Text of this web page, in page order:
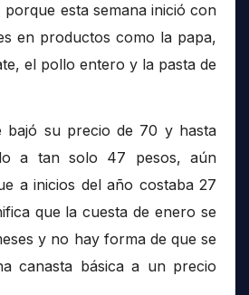
esta semana inició con
en productos como la papa,
el pollo entero y la pasta de
bajó su precio de 70 y hasta
a tan solo 47 pesos, aún
a inicios del año costaba 27
que la cuesta de enero se
y no hay forma de que se
canasta básica a un precio